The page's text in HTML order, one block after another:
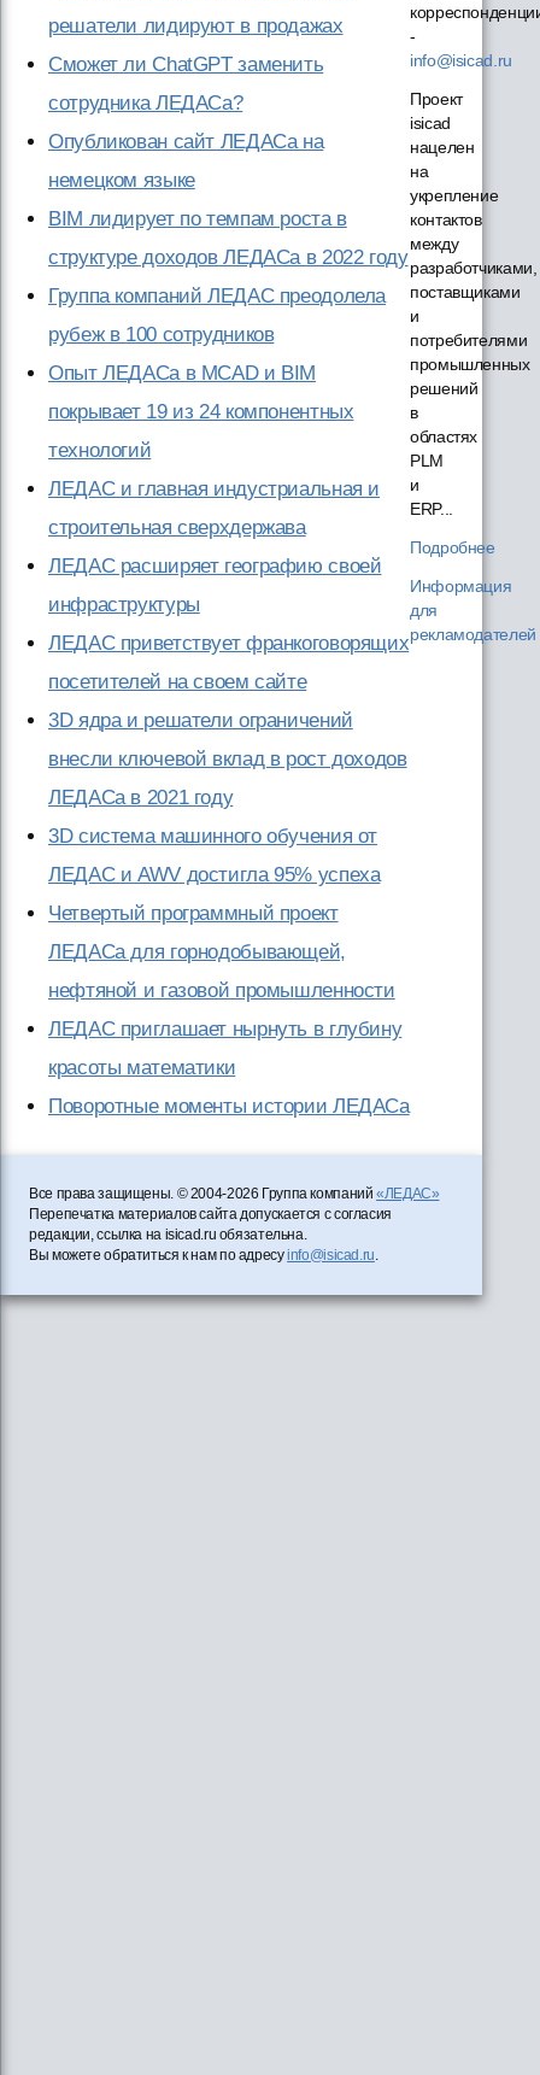
решатели лидируют в продажах
Сможет ли ChatGPT заменить
сотрудника ЛЕДАСа?
Опубликован сайт ЛЕДАСа на
немецком языке
BIM лидирует по темпам роста в
структуре доходов ЛЕДАСа в 2022 году
Группа компаний ЛЕДАС преодолела
рубеж в 100 сотрудников
Опыт ЛЕДАСа в MCAD и BIM
покрывает 19 из 24 компонентных
технологий
ЛЕДАС и главная индустриальная и
строительная сверхдержава
ЛЕДАС расширяет географию своей
инфраструктуры
ЛЕДАС приветствует франкоговорящих
посетителей на своем сайте
3D ядра и решатели ограничений
внесли ключевой вклад в рост доходов
ЛЕДАСа в 2021 году
3D система машинного обучения от
ЛЕДАС и AWV достигла 95% успеха
Четвертый программный проект
ЛЕДАСа для горнодобывающей,
нефтяной и газовой промышленности
ЛЕДАС приглашает нырнуть в глубину
красоты математики
Поворотные моменты истории ЛЕДАСа
-
info@isicad.ru
Проект
isicad
нацелен
на
укрепление
контактов
между
разработчиками,
поставщиками
и
потребителями
промышленных
решений
в
областях
PLM
и
ERP...
Подробнее
Информация
для
рекламодателей
Все права защищены. © 2004-2026 Группа компаний«ЛЕДАС»
Перепечатка материалов сайта допускается с согласия
редакции, ссылка на isicad.ru обязательна.
Вы можете обратиться к нам по адресуinfo@isicad.ru